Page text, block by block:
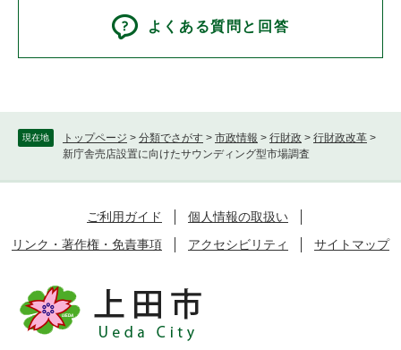
現在地 トップページ > 分類でさがす > 市政情報 > 行財政 > 行財政改革 >
新庁舎売店設置に向けたサウンディング型市場調査
よくある質問と回答
ご利用ガイド
個人情報の取扱い
リンク・著作権・免責事項
アクセシビリティ サイトマップ